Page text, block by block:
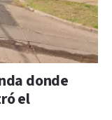
donde
el